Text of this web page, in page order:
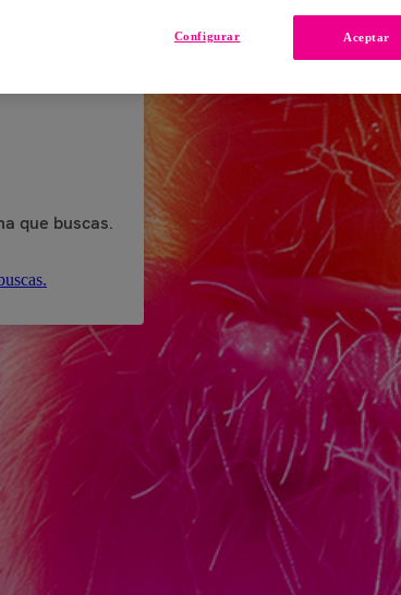
POR
que buscas.
Aceptar
Configurar